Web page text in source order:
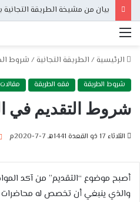
بيان من مشيخة الطريقة التجانية
الرئيسية / الطريقة التجانية /شروط
شروط الطريقة فقه الطريقة مقالات
شروط التقديم في
الثلاثاء 17 ذو القعدة 1441هـ 7-7-2020م
أصبح موضوع “التقديم” من آكد
والذي ينبغي أن تخصص له محاضرات